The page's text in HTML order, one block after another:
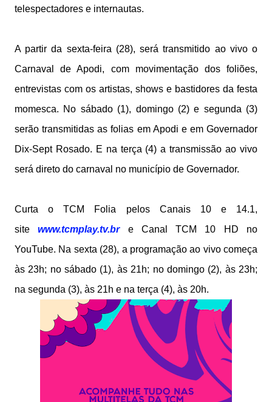
telespectadores e internautas.
A partir da sexta-feira (28), será transmitido ao vivo o
Carnaval de Apodi, com movimentação dos foliões,
entrevistas com os artistas, shows e bastidores da festa
momesca. No sábado (1), domingo (2) e segunda (3)
serão transmitidas as folias em Apodi e em Governador
Dix-Sept Rosado. E na terça (4) a transmissão ao vivo
será direto do carnaval no município de Governador.
Curta o TCM Folia pelos Canais 10 e 14.1,
sitewww.tcmplay.tv.br
e Canal TCM 10 HD no
YouTube. Na sexta (28), a programação ao vivo começa
às 23h; no sábado (1), às 21h; no domingo (2), às 23h;
na segunda (3), às 21h e na terça (4), às 20h.